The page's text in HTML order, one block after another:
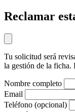
Reclamar
Tu solicitud será
la gestión de la ficha.
Nombre completo
Email
Teléfono (opcional)